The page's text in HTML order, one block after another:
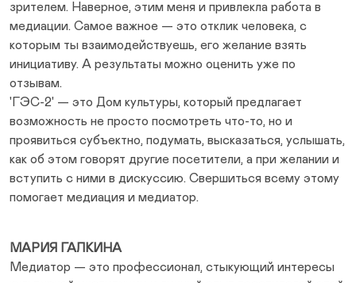
зрителем. Наверное, этим меня и привлекла работа в
медиации. Самое важное — это отклик человека, с
которым ты взаимодействуешь, его желание взять
инициативу. А результаты можно оценить уже по
отзывам.
'ГЭС-2' — это Дом культуры, который предлагает
возможность не просто посмотреть что-то, но и
проявиться субъектно, подумать, высказаться, услышать,
как об этом говорят другие посетители, а при желании и
вступить с ними в дискуссию. Свершиться всему этому
помогает медиация и медиатор.
МАРИЯ ГАЛКИНА
Медиатор — это профессионал, стыкующий интересы